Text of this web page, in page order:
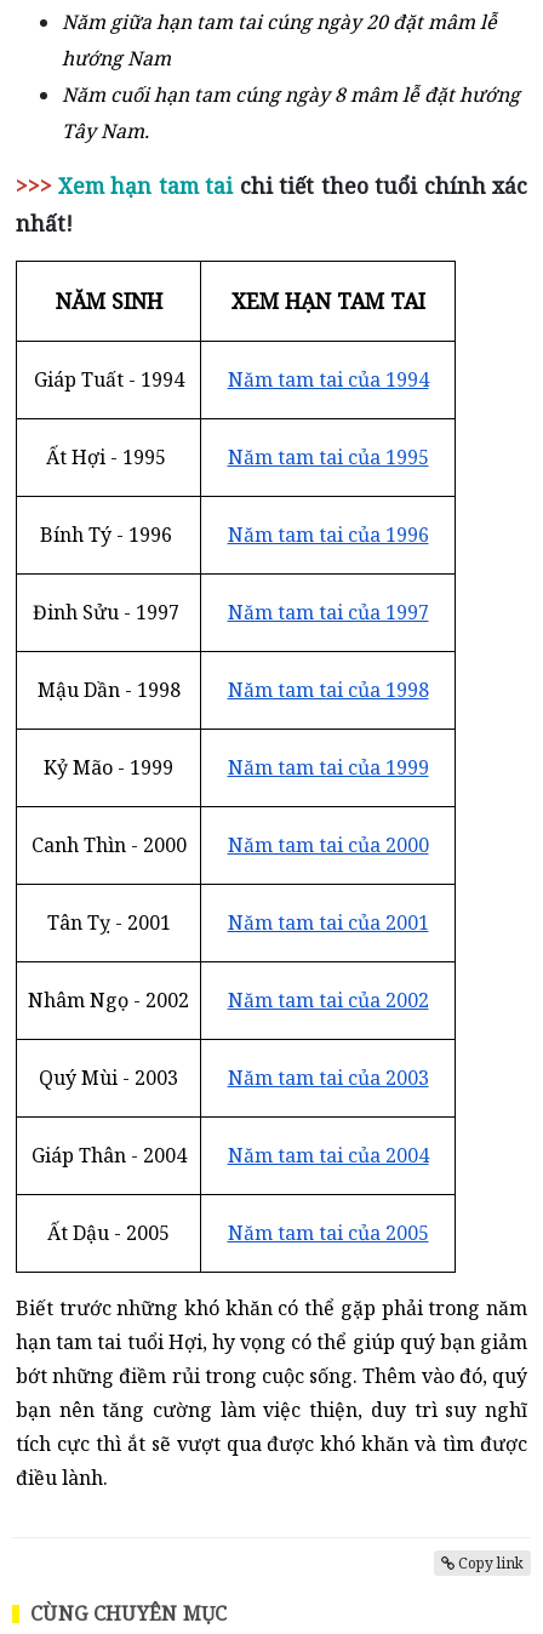
Năm giữa hạn tam tai cúng ngày 20 đặt mâm lễ
hướng Nam
Năm cuối hạn tam cúng ngày 8 mâm lễ đặt hướng
Tây Nam.
>>> Xem hạn tam taichi tiết theo tuổi chính xác
nhất!
NĂM SINH XEM HẠN TAM TAI
Giáp Tuất - 1994 Năm tam tai của 1994
Ất Hợi - 1995 Năm tam tai của 1995
Bính Tý - 1996 Năm tam tai của 1996
Đinh Sửu - 1997 Năm tam tai của 1997
Mậu Dần - 1998 Năm tam tai của 1998
Kỷ Mão - 1999 Năm tam tai của 1999
Canh Thìn - 2000 Năm tam tai của 2000
Tân Tỵ - 2001 Năm tam tai của 2001
Nhâm Ngọ - 2002 Năm tam tai của 2002
Quý Mùi - 2003 Năm tam tai của 2003
Giáp Thân - 2004 Năm tam tai của 2004
Ất Dậu - 2005 Năm tam tai của 2005
Biết trước những khó khăn có thể gặp phải trong năm
hạn tam tai tuổi Hợi, hy vọng có thể giúp quý bạn giảm
bớt những điềm rủi trong cuộc sống. Thêm vào đó, quý
bạn nên tăng cường làm việc thiện, duy trì suy nghĩ
tích cực thì ắt sẽ vượt qua được khó khăn và tìm được
điều lành.
Copy link
CÙNG CHUYÊN MỤC